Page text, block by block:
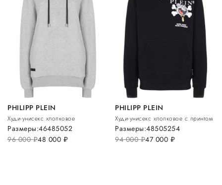
PHILIPP PLEIN
Худи-унисекс хлопковое
96 000руб.48 000 руб.
Размеры:46485052
PHILIPP PLEIN
Худи-унисекс хлопковое с принтом
94 000руб.47 000 руб.
Размеры:48505254